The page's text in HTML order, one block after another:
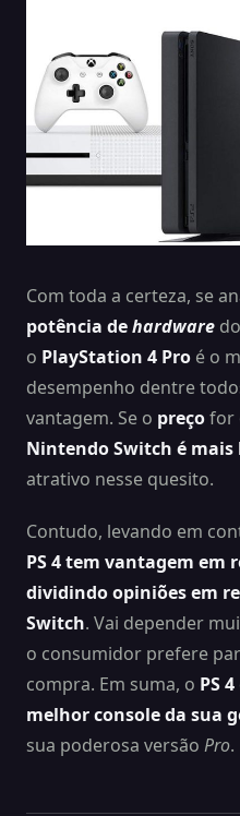
Com toda a certeza, se
potência dehardware
o PlayStation 4 Pro é o
desempenho dentre
vantagem. Se o preçofor
Nintendo Switch é
atrativo nesse quesito.
Contudo, levando em
PS 4tem vantagem em
dividindo opiniões em
Switch. Vai depender
o consumidor prefere
compra. Em suma, o PS 4
melhor console da sua
sua poderosa versão Pro.